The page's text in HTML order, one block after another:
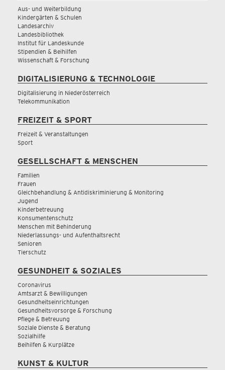
Aus- und Weiterbildung
Kindergärten & Schulen
Landesarchiv
Landesbibliothek
Institut für Landeskunde
Stipendien & Beihilfen
Wissenschaft & Forschung
DIGITALISIERUNG & TECHNOLOGIE
Digitalisierung in Niederösterreich
Telekommunikation
FREIZEIT & SPORT
Freizeit & Veranstaltungen
Sport
GESELLSCHAFT & MENSCHEN
Familien
Frauen
Gleichbehandlung & Antidiskriminierung & Monitoring
Jugend
Kinderbetreuung
Konsumentenschutz
Menschen mit Behinderung
Niederlassungs- und Aufenthaltsrecht
Senioren
Tierschutz
GESUNDHEIT & SOZIALES
Coronavirus
Amtsarzt & Bewilligungen
Gesundheitseinrichtungen
Gesundheitsvorsorge & Forschung
Pflege & Betreuung
Soziale Dienste & Beratung
Sozialhilfe
Beihilfen & Kurplätze
KUNST & KULTUR